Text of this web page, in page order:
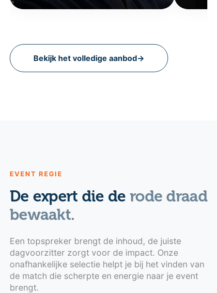
Bekijk het volledige aanbod→
EVENT REGIE
De expert die de rode draad
bewaakt.
Een topspreker brengt de inhoud, de juiste
dagvoorzitter zorgt voor de impact. Onze
onafhankelijke selectie helpt je bij het vinden van
de match die scherpte en energie naar je event
brengt.